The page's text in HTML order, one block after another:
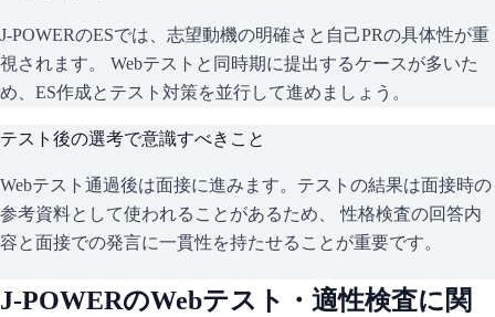
J-POWERのESでは、志望動機の明確さと自己PRの具体性が重
視されます。 Webテストと同時期に提出するケースが多いた
め、ES作成とテスト対策を並行して進めましょう。
テスト後の選考で意識すべきこと
Webテスト通過後は面接に進みます。テストの結果は面接時の
参考資料として使われることがあるため、 性格検査の回答内
容と面接での発言に一貫性を持たせることが重要です。
J-POWERのWebテスト・適性検査に関